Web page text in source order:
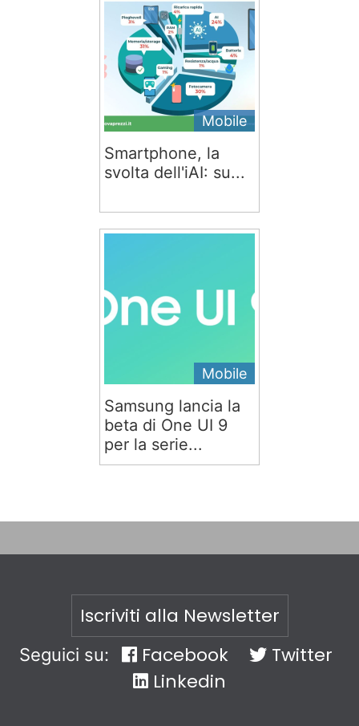
Mobile
Smartphone, la
svolta dell'iAI: su...
Mobile
Samsung lancia la
beta di One UI 9
per la serie...
Iscriviti alla Newsletter
Seguici su: Facebook
Twitter
Linkedin